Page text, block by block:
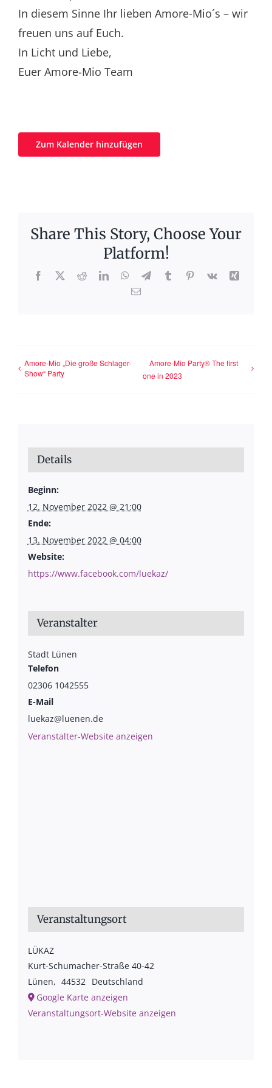
In diesem Sinne Ihr lieben Amore-Mio´s – wir
freuen uns auf Euch.
In Licht und Liebe,
Euer Amore-Mio Team
Zum Kalender hinzufügen
Share This Story, Choose Your
Platform!
Facebook
X RedditLinkedInWhatsApp
TelegramTumblrPinterest
Vk
Xing
E-
Amore-Mio „Die große Schlager-
Show“ Party
Amore-Mio Party® The first
one in 2023
Details
Beginn:
12. November 2022 @ 21:00
Ende:
13. November 2022 @ 04:00
Website:
https://www.facebook.com/luekaz/
Veranstalter
Stadt Lünen
Telefon
02306 1042555
E-Mail
luekaz@luenen.de
Veranstalter-Website anzeigen
Veranstaltungsort
LÜKAZ
Kurt-Schumacher-Straße 40-42
Lünen, 44532 Deutschland
Google Karte anzeigen
Veranstaltungsort-Website anzeigen